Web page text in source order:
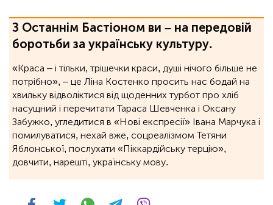
З Останнім Бастіоном ви – на передовій
боротьби за українську культуру.
«Краса – і тільки, трішечки краси, душі нічого більше не
потрібно», ‒ це Ліна Костенко просить нас бодай на
хвильку відволіктися від щоденних турбот про хліб
насущний і перечитати Тараса Шевченка і Оксану
Забужко, угледитися в «Нові експресії» Івана Марчука і
помилуватися, нехай вже, соцреалізмом Тетяни
Яблонської, послухати «Піккардійську терцію»,
довчити, нарешті, українську мову.